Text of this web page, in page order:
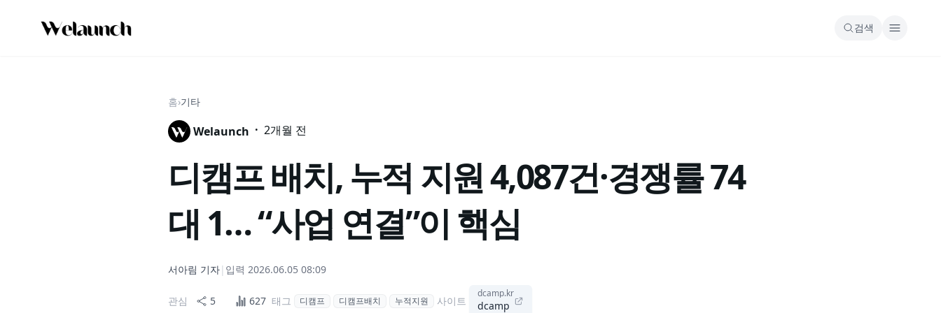
검색
홈›기타
Welaunch · 2개월 전
디캠프 배치, 누적 지원 4,087건·경쟁률 74
대 1… “사업 연결”이 핵심
서아림 기자| 입력 2026.06.05 08:09
관심 5 627 태그 디캠프 디캠프배치 누적지원 사이트
dcamp.kr
dcamp